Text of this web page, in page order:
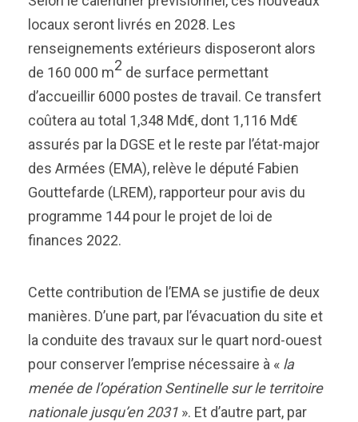
locaux seront livrés en 2028. Les
renseignements extérieurs disposeront alors
de 160 000 m2 de surface permettant
d’accueillir 6000 postes de travail. Ce transfert
coûtera au total 1,348 Md€, dont 1,116 Md€
assurés par la DGSE et le reste par l’état-major
des Armées (EMA), relève le député Fabien
Gouttefarde (LREM), rapporteur pour avis du
programme 144 pour le projet de loi de
finances 2022.
Cette contribution de l’EMA se justifie de deux
manières. D’une part, par l’évacuation du site et
la conduite des travaux sur le quart nord-ouest
pour conserver l’emprise nécessaire à « la
menée de l’opération Sentinelle sur le territoire
nationale jusqu’en 2031 ». Et d’autre part, par